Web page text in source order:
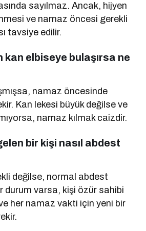
sayılmaz. Ancak, hijyen
ve namaz öncesi gerekli
tavsiye edilir.
elbiseye bulaşırsa ne
namaz öncesinde
Kan lekesi büyük değilse ve
namaz kılmak caizdir.
bir kişi nasıl abdest
değilse, normal abdest
durum varsa, kişi özür sahibi
her namaz vakti için yeni bir